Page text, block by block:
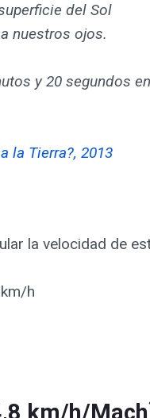
del Sol
nuestros ojos.
y 20 segundos en
la Tierra?, 2013
la velocidad de
h
km/h/